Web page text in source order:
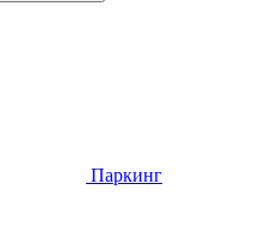
Паркинг